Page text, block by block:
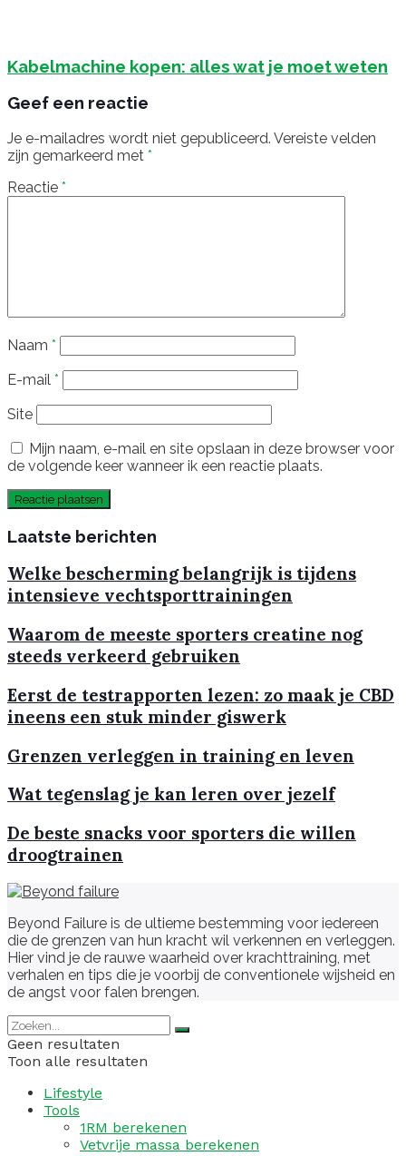
Kabelmachine kopen: alles wat je moet weten
Geef een reactie
Je e-mailadres wordt niet gepubliceerd. Vereiste velden
zijn gemarkeerd met *
Reactie *
Naam *
E-mail *
Site
Mijn naam, e-mail en site opslaan in deze browser voor
de volgende keer wanneer ik een reactie plaats.
Laatste berichten
Welke bescherming belangrijk is tijdens
intensieve vechtsporttrainingen
Waarom de meeste sporters creatine nog
steeds verkeerd gebruiken
Eerst de testrapporten lezen: zo maak je CBD
ineens een stuk minder giswerk
Grenzen verleggen in training en leven
Wat tegenslag je kan leren over jezelf
De beste snacks voor sporters die willen
droogtrainen
Beyond Failure is de ultieme bestemming voor iedereen
die de grenzen van hun kracht wil verkennen en verleggen.
Hier vind je de rauwe waarheid over krachttraining, met
verhalen en tips die je voorbij de conventionele wijsheid en
de angst voor falen brengen.
Geen resultaten
Toon alle resultaten
Lifestyle
Tools
1RM berekenen
Vetvrije massa berekenen